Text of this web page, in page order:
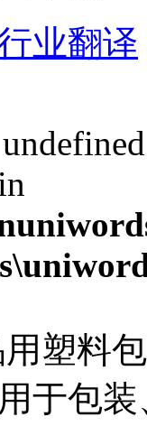
业翻译
塑料
于包